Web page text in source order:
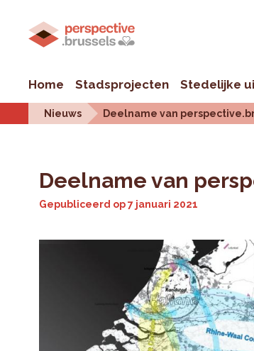
Home Stadsprojecten Stedelijke
Nieuws Deelname van
Deelname van
Gepubliceerd op7 januari 2021